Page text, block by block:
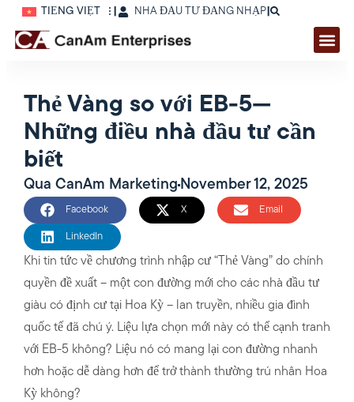
TIẾNG VIỆT NHÀ ĐẦU TƯ ĐĂNG NHẬP |
Thẻ Vàng so với EB-5—
Những điều nhà đầu tư cần
biết
Qua CanAm MarketingNovember 12, 2025
Facebook X Email
LinkedIn
Khi tin tức về chương trình nhập cư “Thẻ Vàng” do chính
quyền đề xuất – một con đường mới cho các nhà đầu tư
giàu có định cư tại Hoa Kỳ – lan truyền, nhiều gia đình
quốc tế đã chú ý. Liệu lựa chọn mới này có thể cạnh tranh
với EB-5 không? Liệu nó có mang lại con đường nhanh
hơn hoặc dễ dàng hơn để trở thành thường trú nhân Hoa
Kỳ không?